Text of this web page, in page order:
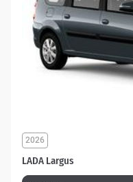
LADA Largus
2026